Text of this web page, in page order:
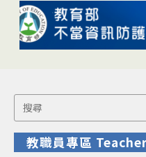
Search
for:
教職員專區